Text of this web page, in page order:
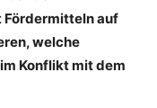
auf
welche
Konflikt mit dem